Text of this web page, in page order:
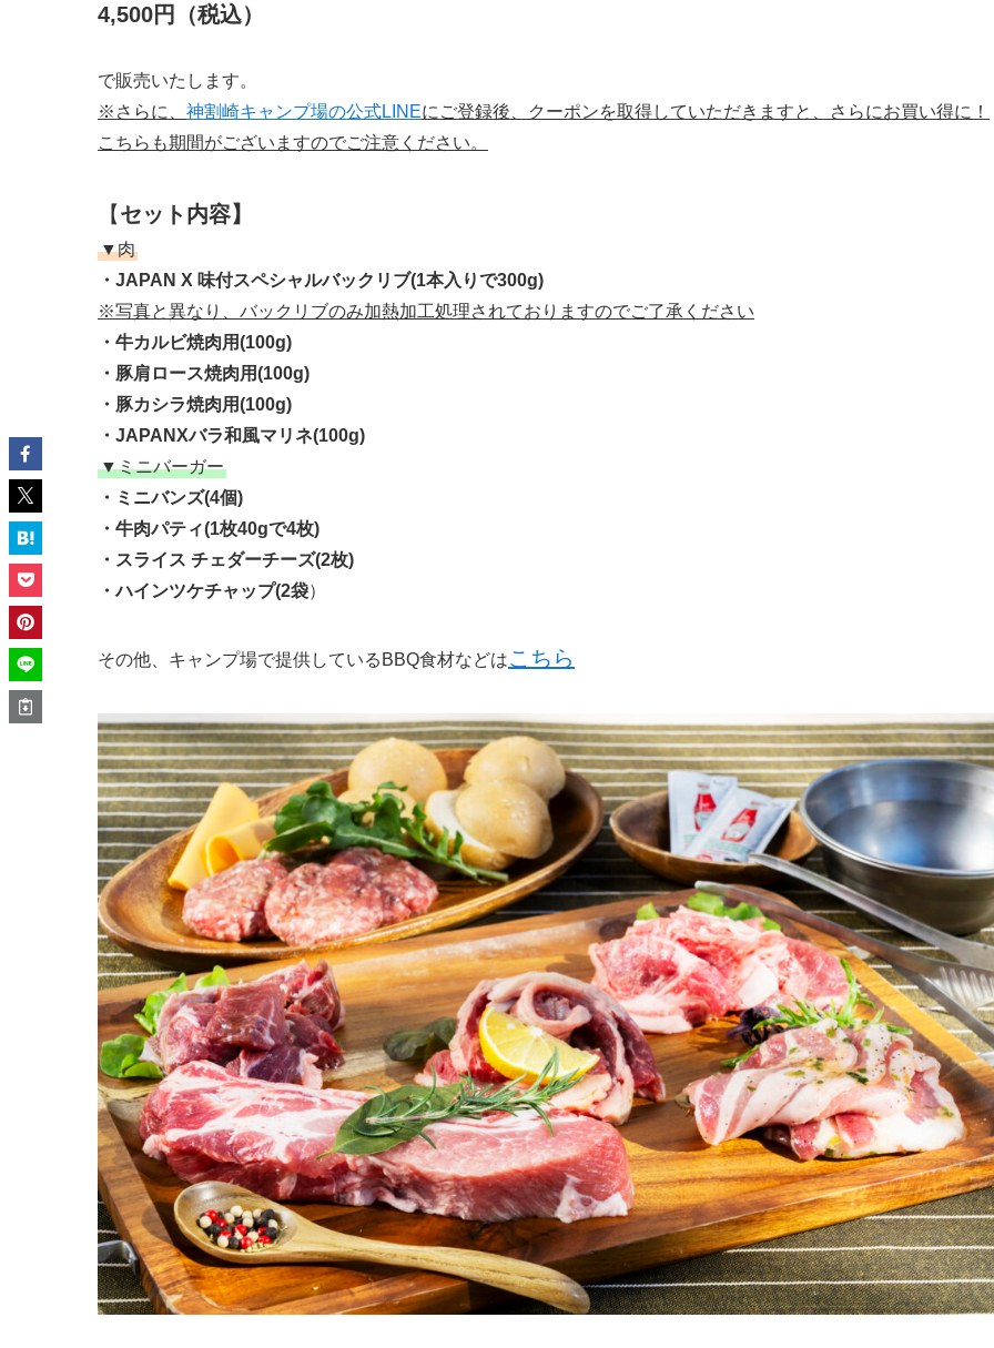
4,500円（税込）
で販売いたします。
※さらに、 神割崎キャンプ場の公式LINEにご登録後、クーポンを取得していただきますと、さらにお買い得に！
こちらも期間がございますのでご注意ください。
【セット内容】
▼肉
・JAPAN X 味付スペシャルバックリブ(1本入りで300g)
※写真と異なり、バックリブのみ加熱加工処理されておりますのでご了承ください
・牛カルビ焼肉用(100g)
・豚肩ロース焼肉用(100g)
・豚カシラ焼肉用(100g)
・JAPANXバラ和風マリネ(100g)
▼ミニバーガー
・ミニバンズ(4個)
・牛肉パティ(1枚40gで4枚)
・スライス チェダーチーズ(2枚)
・ハインツケチャップ(2袋）
その他、キャンプ場で提供しているBBQ食材などはこちら